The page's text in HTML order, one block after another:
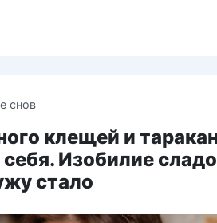
снов
клещей и
Изобилие
стало